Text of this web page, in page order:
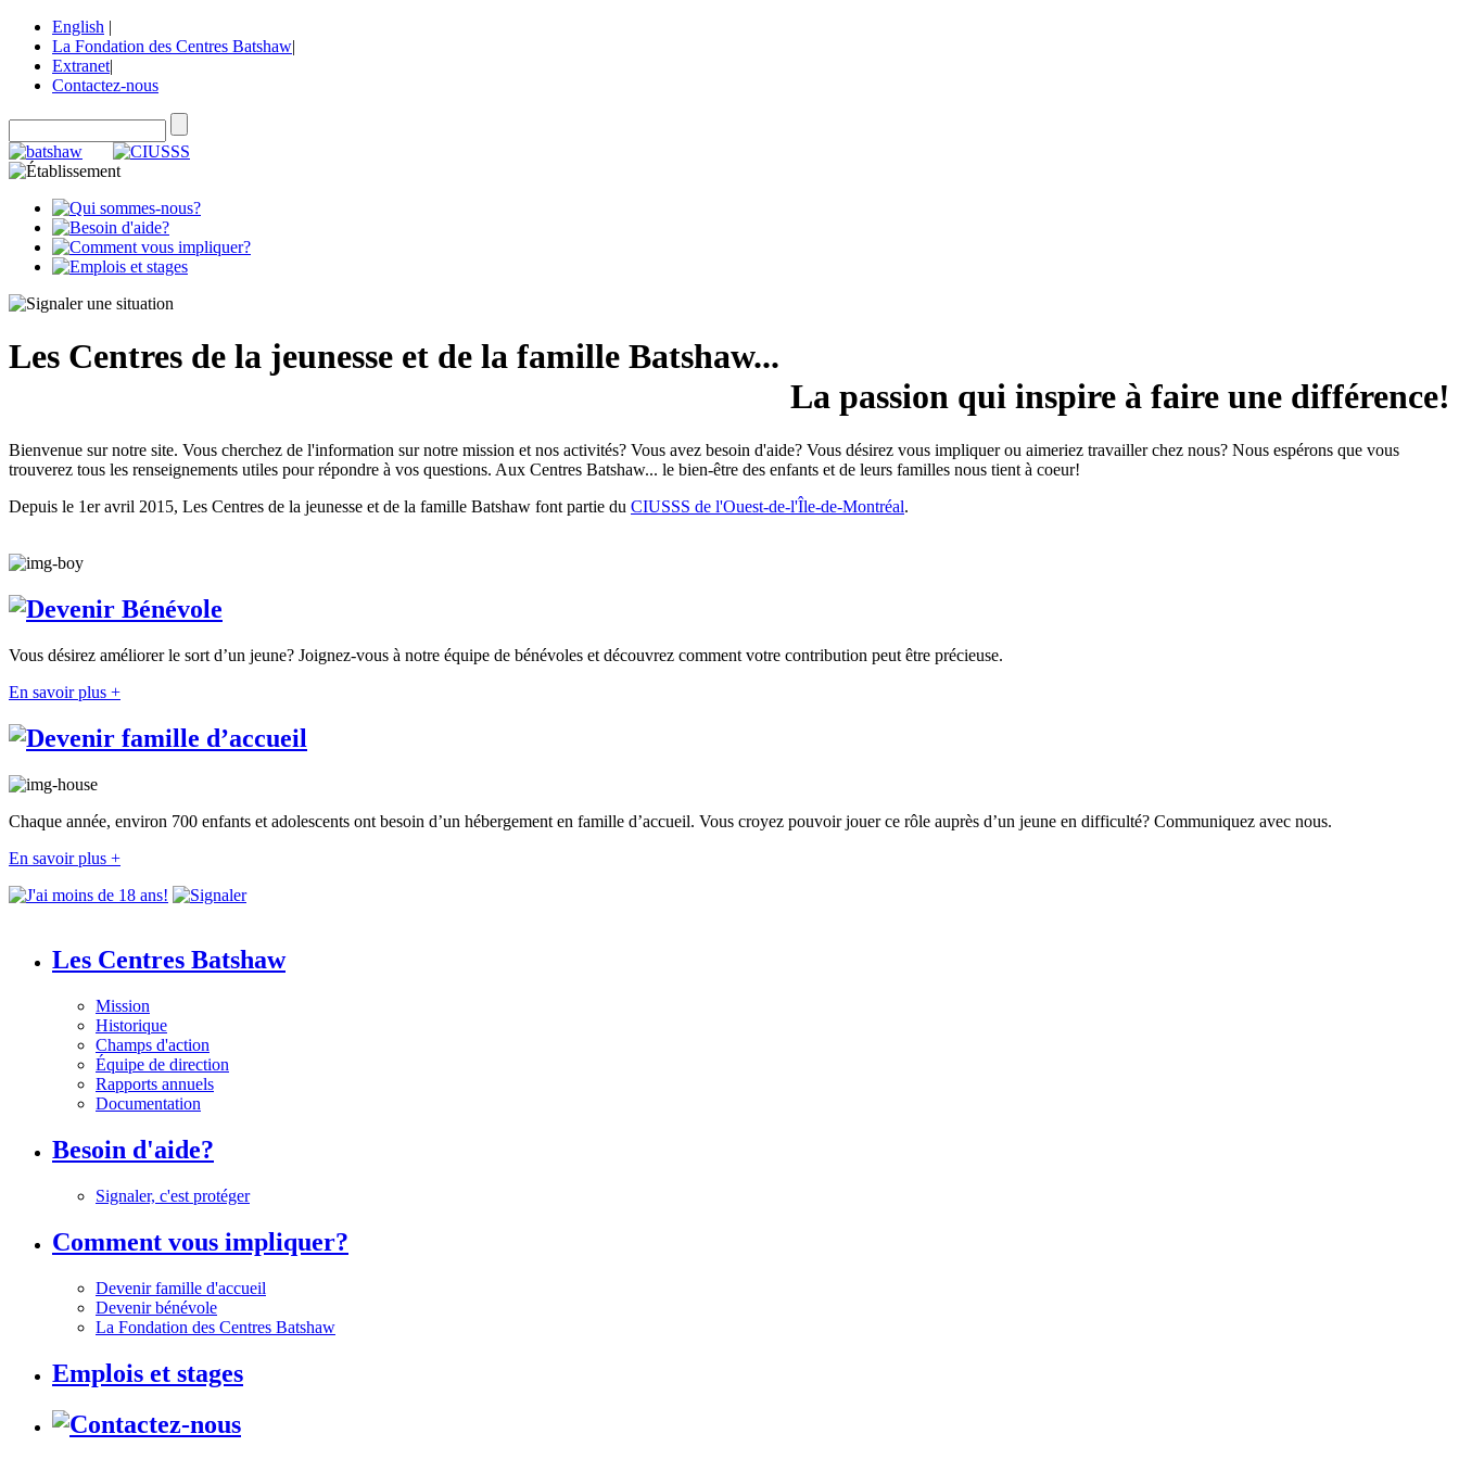
English |
La Fondation des Centres Batshaw|
Extranet|
Contactez-nous
Les Centres de la jeunesse et de la famille Batshaw...
La passion qui inspire à faire une différence!
Bienvenue sur notre site. Vous cherchez de l'information sur notre mission et nos activités? Vous avez besoin d'aide? Vous désirez vous impliquer ou aimeriez travailler chez nous? Nous espérons que vous
trouverez tous les renseignements utiles pour répondre à vos questions. Aux Centres Batshaw... le bien-être des enfants et de leurs familles nous tient à coeur!
Depuis le 1er avril 2015, Les Centres de la jeunesse et de la famille Batshaw font partie du CIUSSS de l'Ouest-de-l'Île-de-Montréal.
Vous désirez améliorer le sort d’un jeune? Joignez-vous à notre équipe de bénévoles et découvrez comment votre contribution peut être précieuse.
En savoir plus +
Chaque année, environ 700 enfants et adolescents ont besoin d’un hébergement en famille d’accueil. Vous croyez pouvoir jouer ce rôle auprès d’un jeune en difficulté? Communiquez avec nous.
En savoir plus +
Les Centres Batshaw
Mission
Historique
Champs d'action
Équipe de direction
Rapports annuels
Documentation
Besoin d'aide?
Signaler, c'est protéger
Comment vous impliquer?
Devenir famille d'accueil
Devenir bénévole
La Fondation des Centres Batshaw
Emplois et stages